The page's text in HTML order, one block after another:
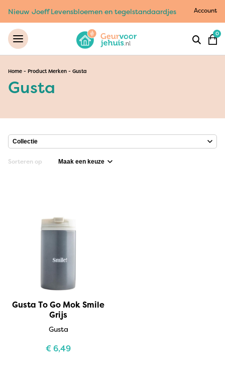
Nieuw Joeff Levensbloemen en tegelstandaardjes Account
0
Home - Product Merken - Gusta
Gusta
Sorteren op
Gusta To Go Mok Smile
Grijs
Gusta
€6,49